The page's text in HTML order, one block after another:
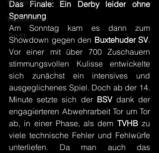
Förderverein
Wettbewerb
TVHB
Das Finale: Ein Derby leider ohne
Spannung
Am Sonntag kam es dann zum
Showdown gegen den Buxtehuder SV.
Vor einer mit über 700 Zuschauern
stimmungsvollen Kulisse entwickelte
sich zunächst ein intensives und
ausgeglichenes Spiel. Doch ab der 14.
Minute setzte sich der BSV dank der
engagierteren Abwehrarbeit Tor um Tor
ab, in einer Phase, als dem TVHB zu
viele technische Fehler und Fehlwürfe
unterliefen. Da man auch das